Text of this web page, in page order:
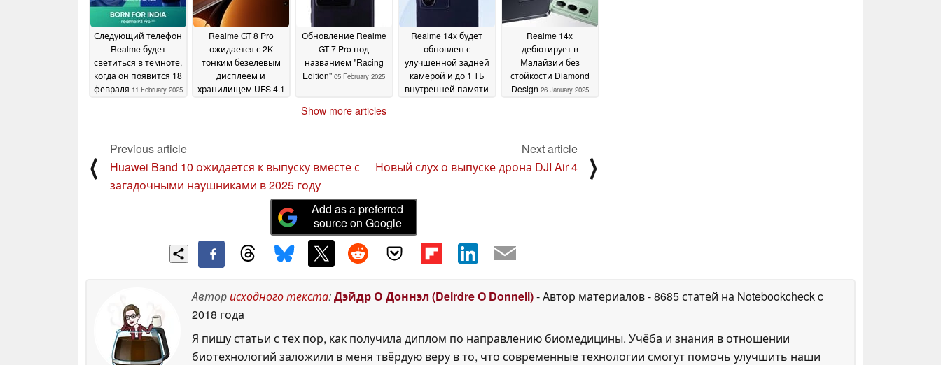
Следующий телефон
Realme будет
светиться в темноте,
когда он появится 18
февраля 11 February 2025
Realme GT 8 Pro
ожидается с 2K
тонким безелевым
дисплеем и
хранилищем UFS 4.1
Обновление Realme
GT 7 Pro под
названием "Racing
Edition" 05 February 2025
Realme 14x будет
обновлен с
улучшенной задней
камерой и до 1 ТБ
внутренней памяти
Realme 14x
дебютирует в
Малайзии без
стойкости Diamond
Design 26 January 2025
Show more articles
⟨
Previous article
Huawei Band 10 ожидается к выпуску вместе с
загадочными наушниками в 2025 году
Next article
Новый слух о выпуске дрона DJI Air 4
⟩
Add as a preferred
source on Google
Авторисходного текста:Дэйдр О Доннэл (Deirdre O Donnell)- Автор материалов- 8685 статей на Notebookcheckc
2018 года
Я пишу статьи с тех пор, как получила диплом по направлению биомедицины. Учёба и знания в отношении
биотехнологий заложили в меня твёрдую веру в то, что современные технологии смогут помочь улучшить наши